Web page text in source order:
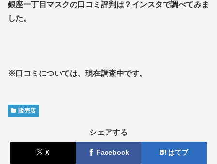
銀座一丁目マスクの口コミ評判は？インスタで調べてみま
した。
※口コミについては、現在調査中です。
販売店
シェアする
X Facebook はてブ